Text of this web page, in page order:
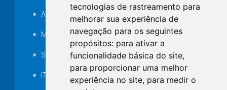
tecnologias de rastreamento para
melhorar sua experiência de
navegação para os seguintes
propósitos: para ativar a
funcionalidade básica do site,
para proporcionar uma melhor
experiência no site, para medir o
Audiência pública
MANUTENÇÃO DE ILUMINAÇÃO PÚBLICA
Serviços Técnicos TI
ITR